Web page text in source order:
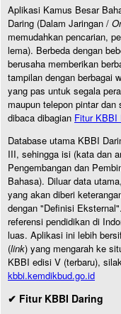
Aplikasi Kamus Besar
Daring (Dalam Jaringan /
memudahkan pencarian,
lema). Berbeda dengan
berusaha memberikan
tampilan dengan berbagai
yang pas untuk segala
maupun telepon pintar
dibaca dibagian Fitur KBBI
Database utama KBBI
III, sehingga isi (kata dan
Pengembangan dan
Bahasa). Diluar data
yang akan diberi
dengan "Definisi
referensi pendidikan di
luas. Aplikasi ini lebih
(link) yang mengarah ke
KBBI edisi V (terbaru),
kbbi.kemdikbud.go.id
✔ Fitur KBBI Daring